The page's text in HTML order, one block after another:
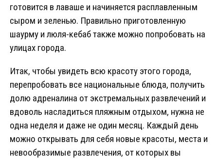
готовится в лаваше и начиняется расплавленным
сыром и зеленью. Правильно приготовленную
шаурму и люля-кебаб также можно попробовать на
улицах города.
Итак, чтобы увидеть всю красоту этого города,
перепробовать все национальные блюда, получить
долю адреналина от экстремальных развлечений и
вдоволь насладиться пляжным отдыхом, нужна не
одна неделя и даже не один месяц. Каждый день
можно открывать для себя новые красоты, места и
невообразимые развлечения, от которых вы